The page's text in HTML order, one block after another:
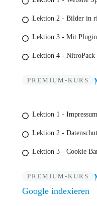
Lektion 2 - Bilder in
Lektion 3 - Mit
Lektion 4 - NitroPack
PREMIUM-KURS
Lektion 1 -
Lektion 2 -
Lektion 3 - Cookie
PREMIUM-KURS
Google indexieren